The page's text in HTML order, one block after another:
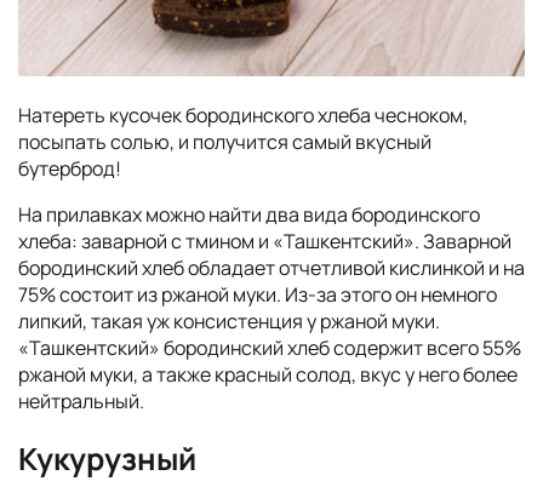
Натереть кусочек бородинского хлеба чесноком,
посыпать солью, и получится самый вкусный
бутерброд!
На прилавках можно найти два вида бородинского
хлеба: заварной с тмином и «Ташкентский». Заварной
бородинский хлеб обладает отчетливой кислинкой и на
75% состоит из ржаной муки. Из-за этого он немного
липкий, такая уж консистенция у ржаной муки.
«Ташкентский» бородинский хлеб содержит всего 55%
ржаной муки, а также красный солод, вкус у него более
нейтральный.
Кукурузный